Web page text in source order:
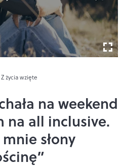
Z życia wzięte
na weekend
na all inclusive.
słony